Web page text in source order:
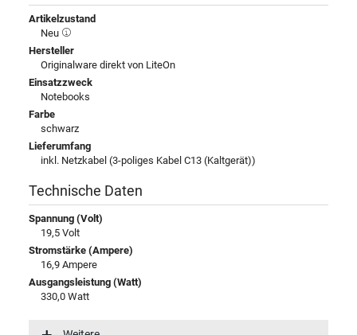
Artikelzustand
Neu
Hersteller
Originalware direkt von LiteOn
Einsatzzweck
Notebooks
Farbe
schwarz
Lieferumfang
inkl. Netzkabel (3-poliges Kabel C13 (Kaltgerät))
Technische Daten
Spannung (Volt)
19,5 Volt
Stromstärke (Ampere)
16,9 Ampere
Ausgangsleistung (Watt)
330,0 Watt
100-240V / 50-60Hz